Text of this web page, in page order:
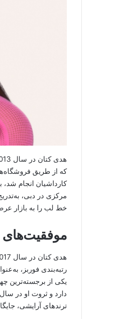
که از طریق
کارداشیان انجام
مرکزی در دبی،
خط لب را به بازار عرضه کرد. این برند
موفقیت‌های
یکی از برجسته‌ترین
ترندهای آرایشی،